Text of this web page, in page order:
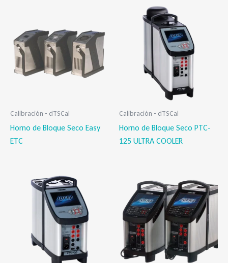
Calibración - dTSCal
Horno de Bloque Seco Easy
ETC
Calibración - dTSCal
Horno de Bloque Seco PTC-
125 ULTRA COOLER